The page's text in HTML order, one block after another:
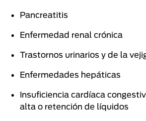
Pancreatitis
Enfermedad renal crónica
Trastornos urinarios y de la
Enfermedades hepáticas
Insuficiencia cardíaca
alta o retención de líquidos